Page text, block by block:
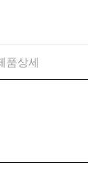
품상세